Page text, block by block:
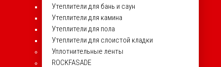
Утеплители для бань и саун
Утеплители для камина
Утеплители для пола
Утеплители для слоистой кладки
Уплотнительные ленты
ROCKFASADE